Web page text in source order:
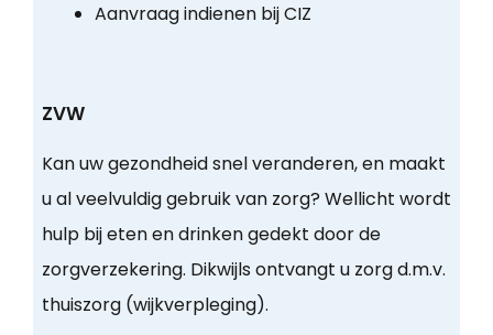
Aanvraag indienen bij CIZ
ZVW
Kan uw gezondheid snel veranderen, en maakt
u al veelvuldig gebruik van zorg? Wellicht wordt
hulp bij eten en drinken gedekt door de
zorgverzekering. Dikwijls ontvangt u zorg d.m.v.
thuiszorg (wijkverpleging).